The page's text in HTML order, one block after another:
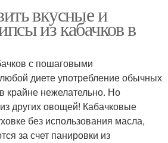
вкусные и
из кабачков в
с пошаговыми
диете употребление обычных
крайне нежелательно. Но
других овощей! Кабачковые
без использования масла,
за счет панировки из